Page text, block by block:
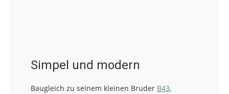
Simpel und modern
Baugleich zu seinem kleinen Bruder B43,